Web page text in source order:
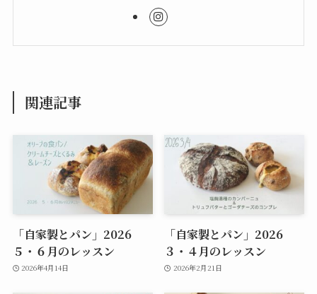
関連記事
「自家製とパン」2026
５・６月のレッスン
2026年4月14日
「自家製とパン」2026
３・４月のレッスン
2026年2月21日